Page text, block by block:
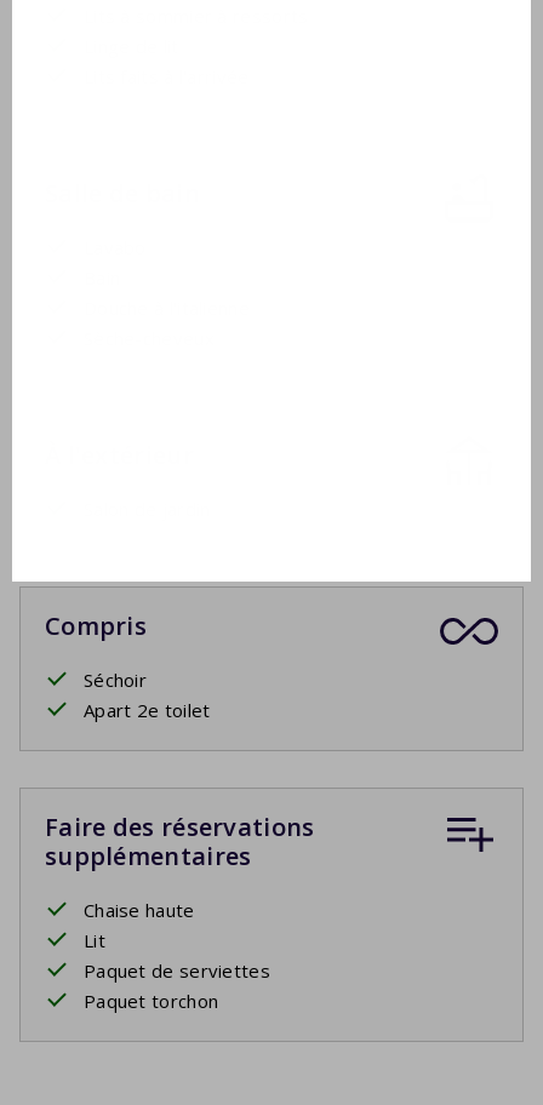
Compris
Séchoir
Apart 2e toilet
Faire des réservations
supplémentaires
Chaise haute
Lit
Paquet de serviettes
Paquet torchon